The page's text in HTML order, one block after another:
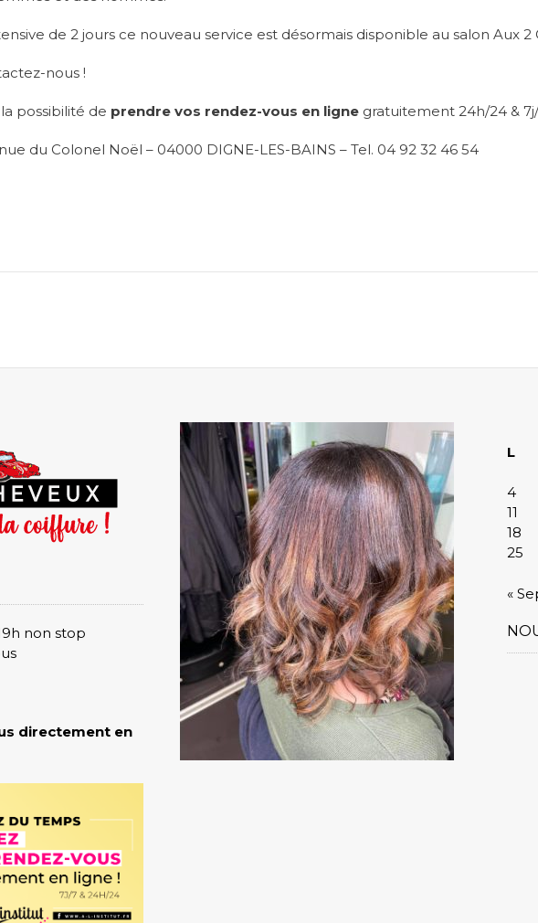
de 2 jours ce nouveau service est désormais disponible au salon Aux 2
nous !
possibilité de prendre vos rendez-vous en ligne gratuitement 24h/24 &
du Colonel Noël – 04000 DIGNE-LES-BAINS – Tel. 04 92 32 46 54
non stop
directement en
L
4
11
18
25
«